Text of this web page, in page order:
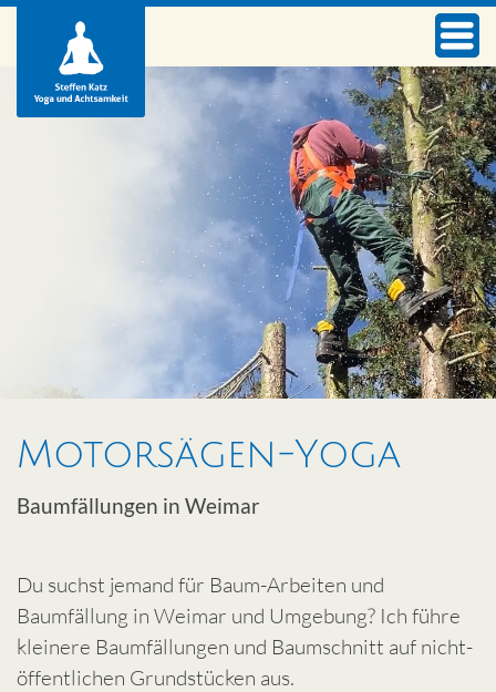
Motorsägen-Yoga
Baumfällungen in Weimar
Du suchst jemand für Baum-Arbeiten und
Baumfällung in Weimar und Umgebung? Ich führe
kleinere Baumfällungen und Baumschnitt auf nicht-
öffentlichen Grundstücken aus.